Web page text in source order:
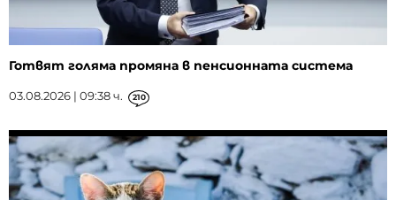
Готвят голяма промяна в пенсионната система
03.08.2026 | 09:38 ч. 210